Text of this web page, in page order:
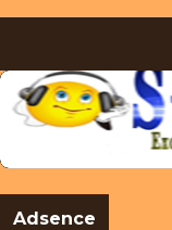
Adsence